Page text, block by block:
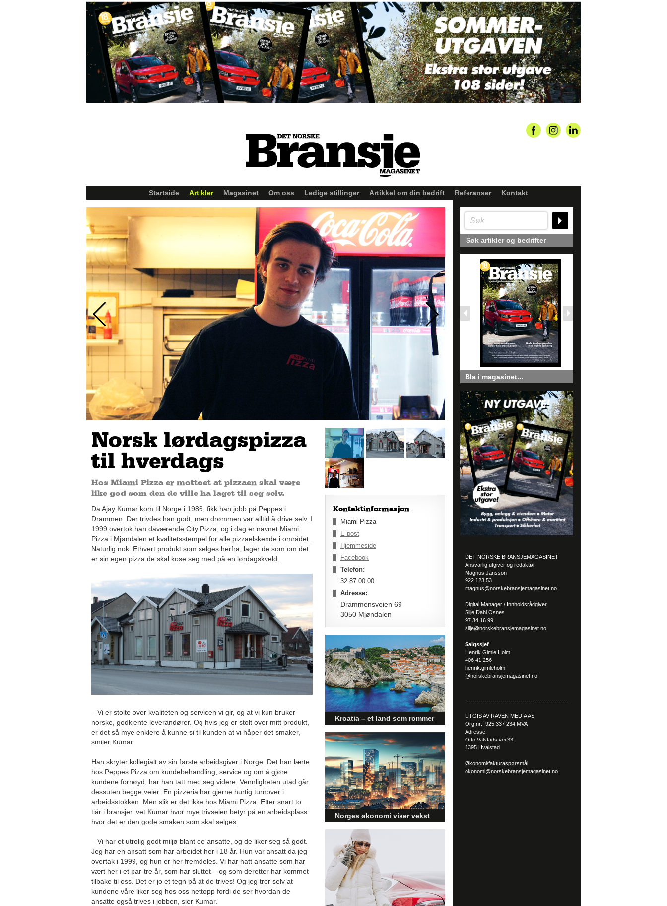
Startside Artikler Magasinet Om oss Ledige stillinger Artikkel om din bedrift Referanser Kontakt
Norsk lørdagspizza
til hverdags
Hos Miami Pizza er mottoet at pizzaen skal være
like god som den de ville ha laget til seg selv.
Da Ajay Kumar kom til Norge i 1986, fikk han jobb på Peppes i
Drammen. Der trivdes han godt, men drømmen var alltid å drive selv. I
1999 overtok han daværende City Pizza, og i dag er navnet Miami
Pizza i Mjøndalen et kvalitetsstempel for alle pizzaelskende i området.
Naturlig nok: Ethvert produkt som selges herfra, lager de som om det
er sin egen pizza de skal kose seg med på en lørdagskveld.
– Vi er stolte over kvaliteten og servicen vi gir, og at vi kun bruker
norske, godkjente leverandører. Og hvis jeg er stolt over mitt produkt,
er det så mye enklere å kunne si til kunden at vi håper det smaker,
smiler Kumar.
Han skryter kollegialt av sin første arbeidsgiver i Norge. Det han lærte
hos Peppes Pizza om kundebehandling, service og om å gjøre
kundene fornøyd, har han tatt med seg videre. Vennligheten utad går
dessuten begge veier: En pizzeria har gjerne hurtig turnover i
arbeidsstokken. Men slik er det ikke hos Miami Pizza. Etter snart to
tiår i bransjen vet Kumar hvor mye trivselen betyr på en arbeidsplass
hvor det er den gode smaken som skal selges.
– Vi har et utrolig godt miljø blant de ansatte, og de liker seg så godt.
Jeg har en ansatt som har arbeidet her i 18 år. Hun var ansatt da jeg
overtak i 1999, og hun er her fremdeles. Vi har hatt ansatte som har
vært her i et par-tre år, som har sluttet – og som deretter har kommet
tilbake til oss. Det er jo et tegn på at de trives! Og jeg tror selv at
kundene våre liker seg hos oss nettopp fordi de ser hvordan de
ansatte også trives i jobben, sier Kumar.
Kontaktinformasjon
Miami Pizza
E-post
Hjemmeside
Facebook
Telefon:
32 87 00 00
Adresse:
Drammensveien 69
3050 Mjøndalen
Kroatia – et land som rommer
mer enn kysten
Kroatia forbindes ofte med sol,
bading og klart hav, men landet
har langt flere sider enn det
førsteinntrykket mange sitter igjen
med.
Norges økonomi viser vekst
og påvirker byggebransjen
Den norske økonomien har vist
jevn vekst de siste tre kvartalene,
noe som skaper optimisme på
tvers av ulike sektorer.
Byggebransjen er spesielt godt
posisjonert til å dra nytte av denne
økonomiske oppgangen.
Søk artikler og bedrifter
Bla i magasinet...
DET NORSKE BRANSJEMAGASINET
Ansvarlig utgiver og redaktør
Magnus Jansson
922 123 53
magnus@norskebransjemagasinet.no
Digital Manager / Innholdsrådgiver
Silje Dahl Osnes
97 34 16 99
silje@norskebransjemagasinet.no
Salgssjef
Henrik Gimle Holm
406 41 256
henrik.gimleholm
@norskebransjemagasinet.no
----------------------------------------------------
UTGIS AV RAVEN MEDIA AS
Org.nr: 925 337 234 MVA
Adresse:
Otto Valstads vei 33,
1395 Hvalstad
Økonomi/fakturaspørsmål
okonomi@norskebransjemagasinet.no